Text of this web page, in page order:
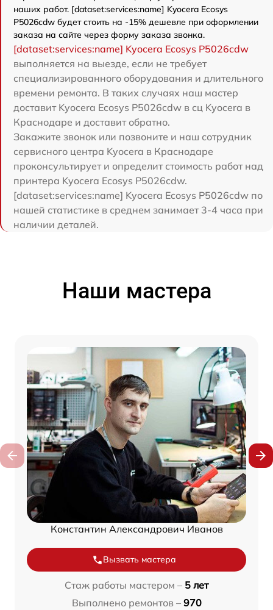
наших работ. [dataset:services:name] Kyocera Ecosys
P5026cdw будет стоить на -15% дешевле при оформлении
заказа на сайте через форму заказа звонка.
[dataset:services:name] Kyocera Ecosys P5026cdw
выполняется на выезде, если не требует
специализированного оборудования и длительного
времени ремонта. В таких случаях наш мастер
доставит Kyocera Ecosys P5026cdw в сц Kyocera в
Краснодаре и доставит обратно.
Закажите звонок или позвоните и наш сотрудник
сервисного центра Kyocera в Краснодаре
проконсультирует и определит стоимость работ над
принтера Kyocera Ecosys P5026cdw.
[dataset:services:name] Kyocera Ecosys P5026cdw по
нашей статистике в среднем занимает 3-4 часа при
наличии деталей.
Наши мастера
Константин Александрович Иванов
Вызвать мастера
Стаж работы мастером – 5 лет
Выполнено ремонтов – 970